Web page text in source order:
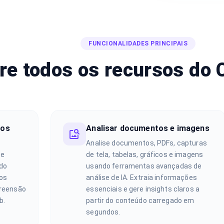
FUNCIONALIDADES PRINCIPAIS
todos os recursos do
Analisar documentos e imagens
Analise documentos, PDFs, capturas
de tela, tabelas, gráficos e imagens
usando ferramentas avançadas de
análise de IA. Extraia informações
essenciais e gere insights claros a
partir do conteúdo carregado em
segundos.